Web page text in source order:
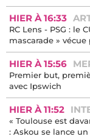
HIER À 16:33
RC Lens - PSG : le
mascarade »
HIER À 15:56
Premier but,
avec Ipswich
HIER À 11:52
« Toulouse est
: Askou se lance